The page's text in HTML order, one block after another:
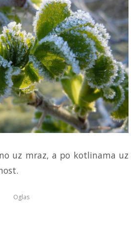
uz mraz, a po kotlinama uz
Oglas